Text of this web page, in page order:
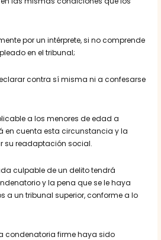
por un intérprete, si no comprende
en el tribunal;
contra sí misma ni a confesarse
a los menores de edad a
en cuenta esta circunstancia y la
su readaptación social.
culpable de un delito tendrá
y la pena que se le haya
a un tribunal superior, conforme a lo
condenatoria firme haya sido